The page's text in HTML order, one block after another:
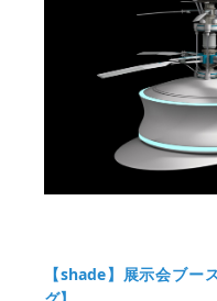
【shade】展示会ブー